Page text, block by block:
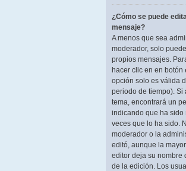
¿Cómo se puede
mensaje?
A menos que sea
moderador, solo
propios mensajes.
hacer clic en en botón
opción solo es válida
periodo de tiempo). Si
tema, encontrará un
indicando que ha sido
veces que lo ha sido.
moderador o la
editó, aunque la
editor deja su nombre
de la edición. Los